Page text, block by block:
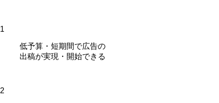
1
低予算・短期間で広告の
出稿が実現・開始できる
2